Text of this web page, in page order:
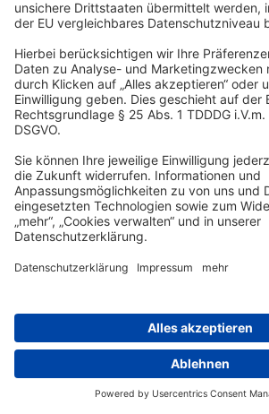
Verpflegung
Kaffeemaschine